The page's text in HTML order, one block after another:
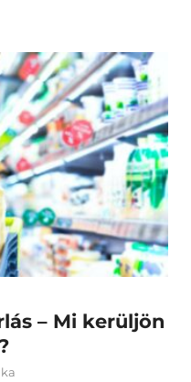
– Mi kerüljön